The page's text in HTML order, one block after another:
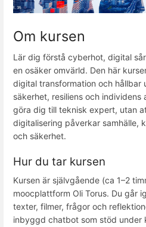
Om kursen
Lär dig förstå cyberhot, digital
en osäker omvärld. Den här
digital transformation och hållbar
säkerhet, resiliens och individens
göra dig till teknisk expert, utan
digitalisering påverkar samhälle,
och säkerhet.
Hur du tar kursen
Kursen är självgående (ca 1–2
moocplattform Oli Torus. Du går
texter, filmer, frågor och
inbyggd chatbot som stöd under